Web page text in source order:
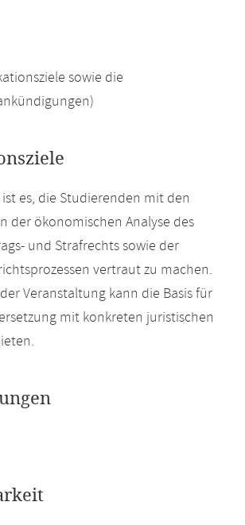
sowie die
es, die Studierenden mit den
der ökonomischen Analyse des
und Strafrechts sowie der
vertraut zu machen.
Veranstaltung kann die Basis für
mit konkreten juristischen